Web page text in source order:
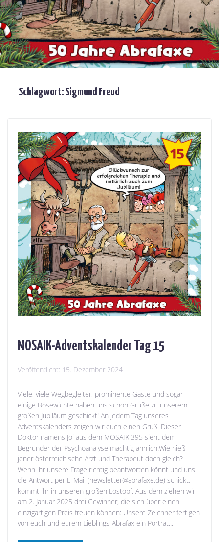
Schlagwort:Sigmund Freud
MOSAIK-Adventskalender Tag 15
Veröffentlicht: 15. Dezember 2024
Viele, viele Wegbegleiter, prominente Gäste und sogar
einige Bösewichte haben uns schon Grüße zu unserem
großen Jubiläum geschickt! An jedem Tag unseres
Adventskalenders zeigen wir euch einen Gruß. Dieser
Doktor namens Joi aus dem MOSAIK 395 sieht dem
Begründer der Psychoanalyse mächtig ähnlich.Wie hieß
jener österreichische Arzt und Therapeut doch gleich?
Wenn ihr unsere Frage richtig beantworten könnt und uns
die Antwort per E-Mail (newsletter@abrafaxe.de) schickt,
kommt ihr in unseren großen Lostopf. Aus dem ziehen wir
am 2. Januar 2025 drei Gewinner, die sich über einen
einzigartigen Preis freuen können: Unsere Zeichner fertigen
von euch und eurem Lieblings-Abrafax ein Porträt...